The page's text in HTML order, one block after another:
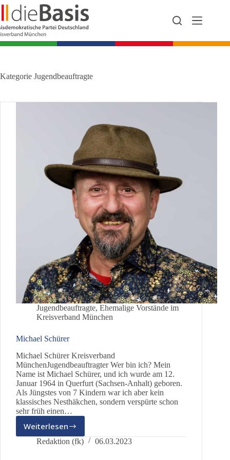
Zum
Inhalt
springen
Kategorie Jugendbeauftragte
Jugendbeauftragte, Ehemalige Vorstände im
Kreisverband München
Michael Schürer
Michael Schürer Kreisverband
MünchenJugendbeauftragter Wer bin ich? Mein
Name ist Michael Schürer, und ich wurde am 12.
Januar 1964 in Querfurt (Sachsen-Anhalt) geboren.
Als Jüngstes von 7 Kindern war ich aber kein
klassisches Nesthäkchen, sondern verspürte schon
sehr früh einen…
Weiterlesen
Michael
Schürer
Redaktion (fk) 06.03.2023